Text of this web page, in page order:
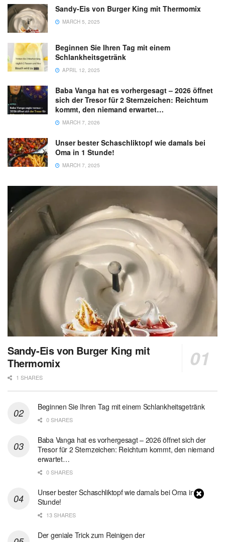
Sandy-Eis von Burger King mit Thermomix
MARCH 5, 2025
Beginnen Sie Ihren Tag mit einem
Schlankheitsgetränk
APRIL 12, 2025
Baba Vanga hat es vorhergesagt – 2026 öffnet
sich der Tresor für 2 Sternzeichen: Reichtum
kommt, den niemand erwartet…
MARCH 7, 2026
Unser bester Schaschliktopf wie damals bei
Oma in 1 Stunde!
MARCH 7, 2025
Sandy-Eis von Burger King mit
Thermomix
1 SHARES
Beginnen Sie Ihren Tag mit einem Schlankheitsgetränk
0 SHARES
Baba Vanga hat es vorhergesagt – 2026 öffnet sich der
Tresor für 2 Sternzeichen: Reichtum kommt, den niemand
erwartet…
0 SHARES
Unser bester Schaschliktopf wie damals bei Oma in 1
Stunde!
13 SHARES
Der geniale Trick zum Reinigen der